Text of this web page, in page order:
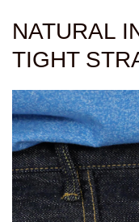
NATURAL
TIGHT